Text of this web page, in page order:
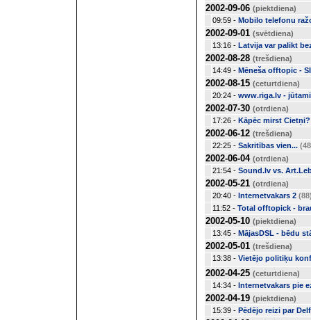
2002-09-06 (piektdiena)
09:59 - Mobilo telefonu
2002-09-01 (svētdiena)
13:16 - Latvija var palikt
2002-08-28 (trešdiena)
14:49 - Mēneša offtopic -
2002-08-15 (ceturtdiena)
20:24 - www.riga.lv -
2002-07-30 (otrdiena)
17:26 - Kāpēc mirst Cietņi?
2002-06-12 (trešdiena)
22:25 - Sakritības vien...
2002-06-04 (otrdiena)
21:54 - Sound.lv vs.
2002-05-21 (otrdiena)
20:40 - Internetvakars 2
11:52 - Total offtopick -
2002-05-10 (piektdiena)
13:45 - MājasDSL - bēdu
2002-05-01 (trešdiena)
13:38 - Vietējo politiķu
2002-04-25 (ceturtdiena)
14:34 - Internetvakars pie
2002-04-19 (piektdiena)
15:39 - Pēdējo reizi par